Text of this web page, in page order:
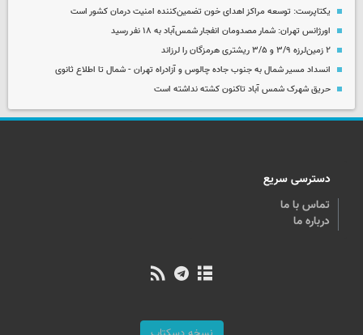
یکتاپرست: توسعه مراکز اهدای خون تضمین‌کننده امنیت درمان کشور است
اورژانس تهران: شمار مصدومان انفجار شمس‌آباد به ۱۸ نفر رسید
۲ زمین‌لرزه ۳/۹ و ۳/۵ ریشتری هرمزگان را لرزاند
انسداد مسیر شمال به جنوب جاده چالوس و آزادراه تهران - شمال تا اطلاع ثانوی
حریق شهرک شمس آباد تاکنون کشته نداشته است
دسترسی سریع
تماس با ما
درباره ما